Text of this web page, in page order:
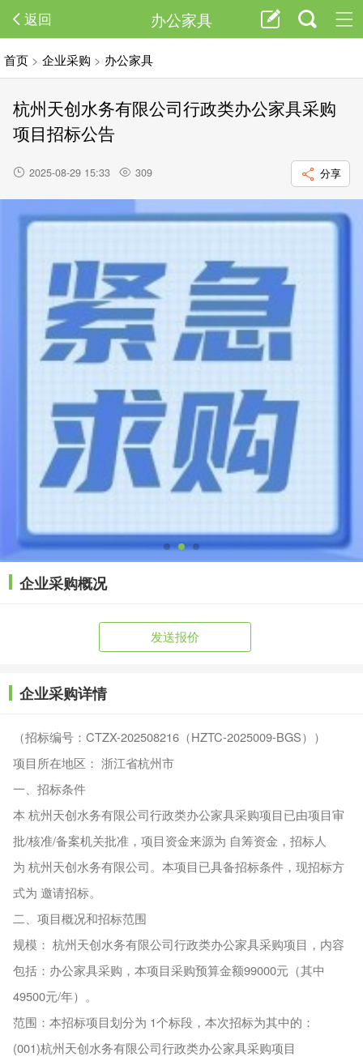
返回 办公家具
首页 >企业采购 > 办公家具
杭州天创水务有限公司行政类办公家具采购
项目招标公告
2025-08-29 15:33 309 分享
企业采购概况
发送报价
企业采购详情
（招标编号：CTZX-202508216（HZTC-2025009-BGS））
项目所在地区： 浙江省杭州市
一、招标条件
本 杭州天创水务有限公司行政类办公家具采购项目已由项目审
批/核准/备案机关批准，项目资金来源为 自筹资金，招标人
为 杭州天创水务有限公司。本项目已具备招标条件，现招标方
式为 邀请招标。
二、项目概况和招标范围
规模： 杭州天创水务有限公司行政类办公家具采购项目，内容
包括：办公家具采购，本项目采购预算金额99000元（其中
49500元/年）。
范围：本招标项目划分为 1个标段，本次招标为其中的：
(001)杭州天创水务有限公司行政类办公家具采购项目